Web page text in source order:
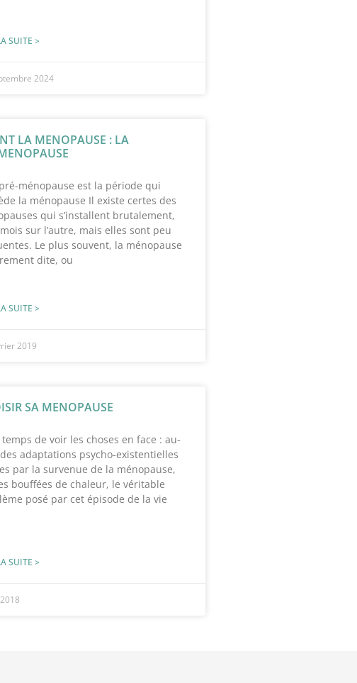
SUITE >
2024
LA MENOPAUSE : LA
ménopause est la période qui
la ménopause Il existe certes des
qui s’installent brutalement,
mois sur l’autre, mais elles sont peu
Le plus souvent, la ménopause
dite, ou
SUITE >
2019
SA MENOPAUSE
de voir les choses en face : au-
adaptations psycho-existentielles
par la survenue de la ménopause,
bouffées de chaleur, le véritable
posé par cet épisode de la vie
SUITE >